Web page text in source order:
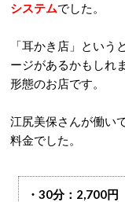
システムでした。
「耳かき店」とい
ージがあるかもしれ
形態のお店です。
江尻美保さんが働い
料金でした。
・30分：2,700円